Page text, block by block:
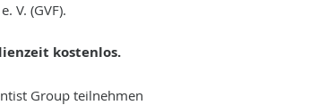
V. (GVF).
kostenlos.
Group teilnehmen